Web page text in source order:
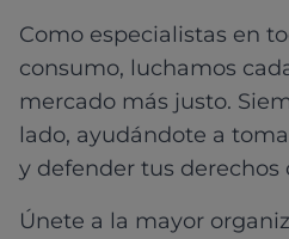
Como especialistas en
consumo, luchamos
mercado más justo.
lado, ayudándote a
y defender tus derechos
Únete a la mayor